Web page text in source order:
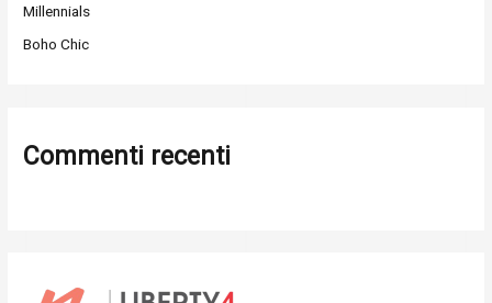
Millennials
Boho Chic
Commenti recenti